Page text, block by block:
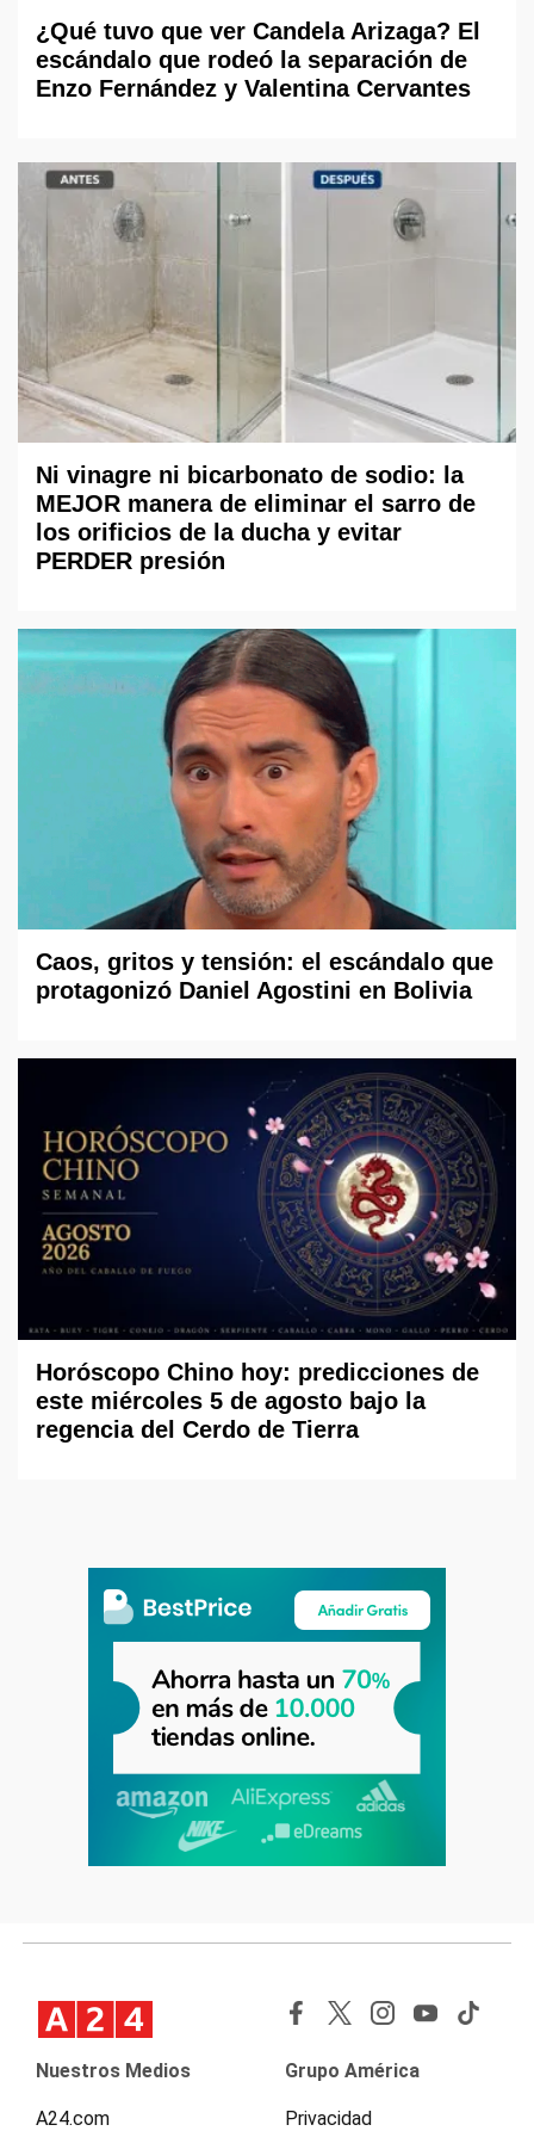
¿Qué tuvo que ver Candela Arizaga? El
escándalo que rodeó la separación de
Enzo Fernández y Valentina Cervantes
Ni vinagre ni bicarbonato de sodio: la
MEJOR manera de eliminar el sarro de
los orificios de la ducha y evitar
PERDER presión
Caos, gritos y tensión: el escándalo que
protagonizó Daniel Agostini en Bolivia
Horóscopo Chino hoy: predicciones de
este miércoles 5 de agosto bajo la
regencia del Cerdo de Tierra
Nuestros Medios
A24.com
Grupo América
Privacidad